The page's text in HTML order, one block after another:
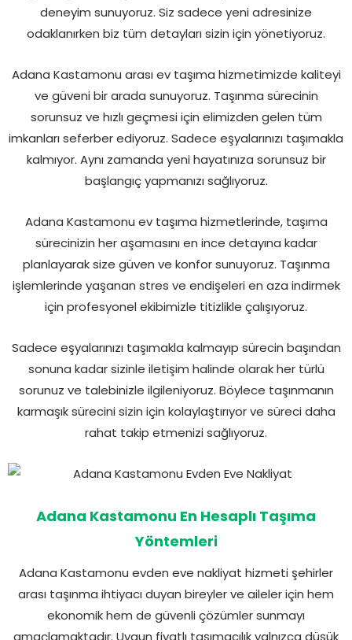
deneyim sunuyoruz. Siz sadece yeni adresinize
odaklanırken biz tüm detayları sizin için yönetiyoruz.
Adana Kastamonu arası ev taşıma hizmetimizde kaliteyi
ve güveni bir arada sunuyoruz. Taşınma sürecinin
sorunsuz ve hızlı geçmesi için elimizden gelen tüm
imkanları seferber ediyoruz. Sadece eşyalarınızı taşımakla
kalmıyor. Aynı zamanda yeni hayatınıza sorunsuz bir
başlangıç yapmanızı sağlıyoruz.
Adana Kastamonu ev taşıma hizmetlerinde, taşıma
sürecinizin her aşamasını en ince detayına kadar
planlayarak size güven ve konfor sunuyoruz. Taşınma
işlemlerinde yaşanan stres ve endişeleri en aza indirmek
için profesyonel ekibimizle titizlikle çalışıyoruz.
Sadece eşyalarınızı taşımakla kalmayıp sürecin başından
sonuna kadar sizinle iletişim halinde olarak her türlü
sorunuz ve talebinizle ilgileniyoruz. Böylece taşınmanın
karmaşık sürecini sizin için kolaylaştırıyor ve süreci daha
rahat takip etmenizi sağlıyoruz.
Adana Kastamonu En Hesaplı Taşıma
Yöntemleri
Adana Kastamonu evden eve nakliyat hizmeti şehirler
arası taşınma ihtiyacı duyan bireyler ve aileler için hem
ekonomik hem de güvenli çözümler sunmayı
amaçlamaktadır. Uygun fiyatlı taşımacılık yalnızca düşük